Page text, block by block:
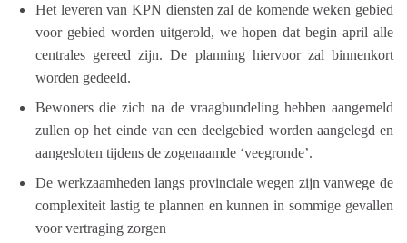
Het leveren van KPN diensten zal de komende weken gebied
voor gebied worden uitgerold, we hopen dat begin april alle
centrales gereed zijn. De planning hiervoor zal binnenkort
worden gedeeld.
Bewoners die zich na de vraagbundeling hebben aangemeld
zullen op het einde van een deelgebied worden aangelegd en
aangesloten tijdens de zogenaamde ‘veegronde’.
De werkzaamheden langs provinciale wegen zijn vanwege de
complexiteit lastig te plannen en kunnen in sommige gevallen
voor vertraging zorgen